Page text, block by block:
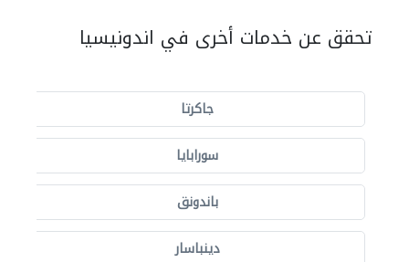
تحقق عن خدمات أخرى في اندونيسيا
جاكرتا
سورابايا
باندونق
دينباسار